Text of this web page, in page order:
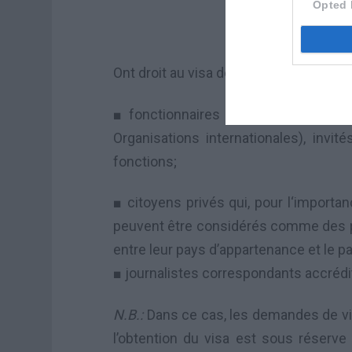
Opted
Ont droit au visa de mission
■ fonctionnaires publics (
Organisations internationales),
fonctions;
■ citoyens privés qui, pour l
peuvent être considérés comme des
entre leur pays d’appartenance et le
■ journalistes correspondants
N.B.: Dans ce cas, les demandes de
l’obtention du visa est sous réserve